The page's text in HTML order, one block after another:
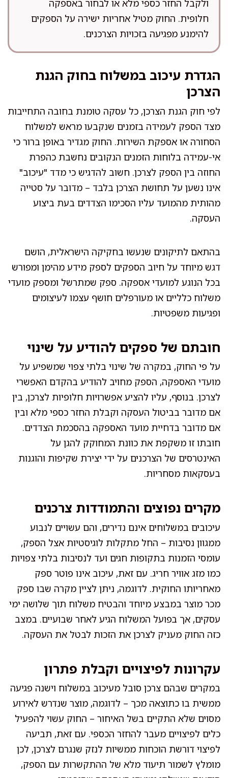
ולקבל החזר כספי מלא או לבחור באספקה
חלופית. החוק מטיל אחריות ישירה על הספקים
להימנע מפגיעה בזכויות הצרכנים.
הגדרת עיכוב במשלוח בחוק הגנת
הצרכן
לפי חוק הגנת הצרכן, כל עסקה טומנת בחובה התחייבות
מצד הספק לעמידה בזמנים שנקבעו מראש למשלוח
הסחורה או אספקת השירות. החוק מגדיר באופן ברור כי
אי-עמידה בלוחות הזמנים הנקובים נחשבת כהפרת
החוזה בין הספק לצרכן. חשוב להדגיש כי מדד "עיכוב"
אינו נשען על תחושת הצרכן בלבד – מדובר על סטייה
מהותית מהמועד עליו הסכימו הצדדים בעת ביצוע
העסקה.
בהתאם לתיקונים שנעשו בחקיקה הישראלית, הושם
דגש מיוחד על חיוב הספקים לספק מידע מהימן ומפורש
בכל הנוגע למועדי אספקה. ספק שמתרשל ומספק מועדי
משלוח כלליים או מעורפלים חושף עצמו לעיצומים
ופגיעות משפטיות.
חובתם של ספקים להודיע על שינוי
על פי החוק, במקרה של שינוי בלתי צפוי שמשפיע על
מועדי האספקה, הספק מחויב להודיע בהקדם האפשרי
לצרכן. בנוסף, עליו להציע אפשרויות חלופיות לצרכן, בין
אם מדובר בביטול העסקה וקבלת החזר כספי מלא ובין
אם מדובר בדחיית מועד האספקה בהסכמת הצדדים.
חובתו זו משקפת את כוונת המחוקק להגן על
האינטרסים של הצרכנים על ידי יצירת שקיפות והוגנות
בעסקאות מסחריות.
מקרים נפוצים והתמודדות צרכנים
עיכובים במשלוחים אינם נדירים, והם עשויים לנבוע
ממגוון נסיבות – החל מתקלות לוגיסטיות אצל הספק,
עומסי הזמנות בתקופות חגים ועד לנסיבות בלתי צפויות
כמו מזג אוויר חריג. עם זאת, עיכוב אינו פוטר ספק
מאחריותו החוקית. לדוגמה, ניתן לציין מקרה שבו ספק
מכר מוצר במבצע מיוחד והבטיח משלוח תוך שלושה ימי
עסקים, אך בפועל המשלוח הגיע לאחר שבועיים. במצב
כזה החוק מעניק לצרכן את הזכות לבטל את העסקה.
עקרונות לפיצויים וקבלת פתרון
במקרים שבהם צרכן סובל מעיכוב במשלוח וישנה פגיעה
ממשית בו כתוצאה מכך – לדוגמה, מוצר שנדרש לאירוע
מסוים שלא התקיים בשל האיחור – החוק עשוי להפעיל
כלים לפיצויים מעבר להחזר הכספי. עם זאת, תביעה
לפיצוי דורשת הוכחות ממשיות לנזק שנגרם לצרכן, לכן
מומלץ לשמור תיעוד מלא של ההתקשרות עם הספק,